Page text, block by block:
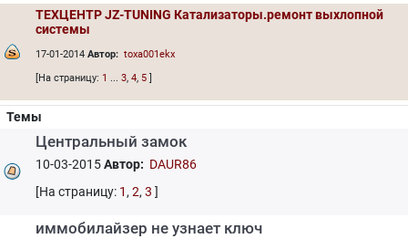
ТЕХЦЕНТР JZ-TUNING Катализаторы.ремонт выхлопной
системы
17-01-2014 Автор: toxa001ekx
[На страницу: 1 ... 3, 4, 5 ]
Темы
Центральный замок
10-03-2015Автор: DAUR86
[На страницу: 1 , 2, 3 ]
иммобилайзер не узнает ключ